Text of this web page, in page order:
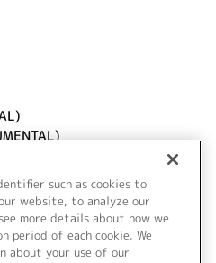
such as cookies to
website, to analyze our
more details about how we
period of each cookie. We
about your use of our